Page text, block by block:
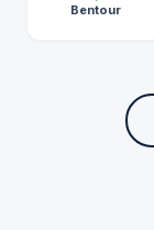
Bentour